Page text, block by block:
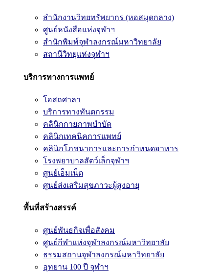
สำนักงานวิทยทรัพยากร (หอสมุดกลาง)
ศูนย์หนังสือแห่งจุฬาฯ
สำนักพิมพ์จุฬาลงกรณ์มหาวิทยาลัย
สถานีวิทยุแห่งจุฬาฯ
บริการทางการแพทย์
โอสถศาลา
บริการทางทันตกรรม
คลินิกกายภาพบำบัด
คลินิกเทคนิคการแพทย์
คลินิกโภชนาการและการกำหนดอาหาร
โรงพยาบาลสัตว์เล็กจุฬาฯ
ศูนย์เอ็มเน็ต
ศูนย์ส่งเสริมสุขภาวะผู้สูงอายุ
พื้นที่สร้างสรรค์
ศูนย์พันธกิจเพื่อสังคม
ศูนย์กีฬาแห่งจุฬาลงกรณ์มหาวิทยาลัย
ธรรมสถานจุฬาลงกรณ์มหาวิทยาลัย
อุทยาน 100 ปี จุฬาฯ